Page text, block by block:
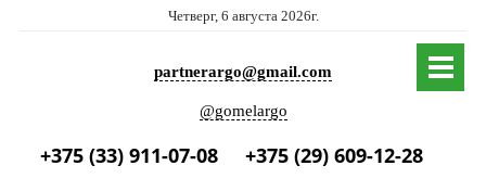
Четверг, 6 августа 2026г.
partnerargo@gmail.com
@gomelargo
+375 (33) 911-07-08 +375 (29) 609-12-28